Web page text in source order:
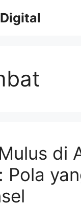
di
Pola